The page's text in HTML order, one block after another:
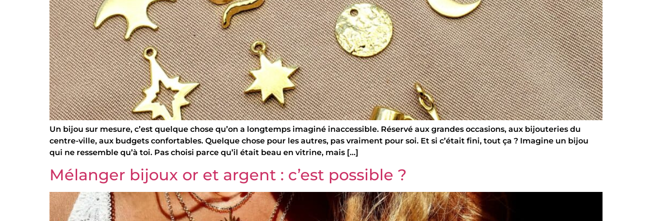
Un bijou sur mesure, c’est quelque chose qu’on a longtemps imaginé inaccessible. Réservé aux grandes occasions, aux bijouteries du
centre-ville, aux budgets confortables. Quelque chose pour les autres, pas vraiment pour soi. Et si c’était fini, tout ça ? Imagine un bijou
qui ne ressemble qu’à toi. Pas choisi parce qu’il était beau en vitrine, mais […]
Mélanger bijoux or et argent : c’est possible ?